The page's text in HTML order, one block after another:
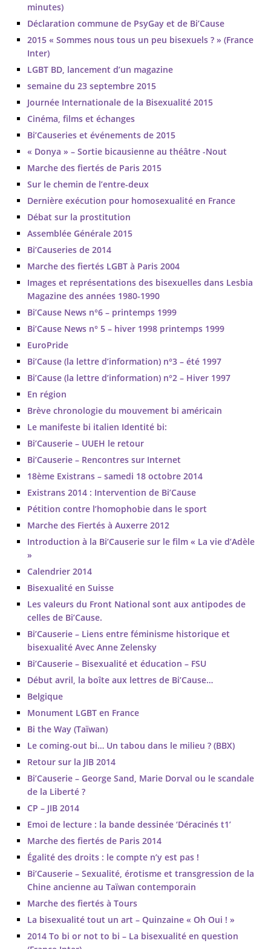
minutes)
Déclaration commune de PsyGay et de Bi’Cause
2015 « Sommes nous tous un peu bisexuels ? » (France
Inter)
LGBT BD, lancement d’un magazine
semaine du 23 septembre 2015
Journée Internationale de la Bisexualité 2015
Cinéma, films et échanges
Bi’Causeries et événements de 2015
« Donya » – Sortie bicausienne au théâtre -Nout
Marche des fiertés de Paris 2015
Sur le chemin de l’entre-deux
Dernière exécution pour homosexualité en France
Débat sur la prostitution
Assemblée Générale 2015
Bi’Causeries de 2014
Marche des fiertés LGBT à Paris 2004
Images et représentations des bisexuelles dans Lesbia
Magazine des années 1980-1990
Bi’Cause News n°6 – printemps 1999
Bi’Cause News n° 5 – hiver 1998 printemps 1999
EuroPride
Bi’Cause (la lettre d’information) n°3 – été 1997
Bi’Cause (la lettre d’information) n°2 – Hiver 1997
En région
Brève chronologie du mouvement bi américain
Le manifeste bi italien Identité bi:
Bi’Causerie – UUEH le retour
Bi’Causerie – Rencontres sur Internet
18ème Existrans – samedi 18 octobre 2014
Existrans 2014 : Intervention de Bi’Cause
Pétition contre l’homophobie dans le sport
Marche des Fiertés à Auxerre 2012
Introduction à la Bi’Causerie sur le film « La vie d’Adèle
»
Calendrier 2014
Bisexualité en Suisse
Les valeurs du Front National sont aux antipodes de
celles de Bi’Cause.
Bi’Causerie – Liens entre féminisme historique et
bisexualité Avec Anne Zelensky
Bi’Causerie – Bisexualité et éducation – FSU
Début avril, la boîte aux lettres de Bi’Cause…
Belgique
Monument LGBT en France
Bi the Way (Taïwan)
Le coming-out bi… Un tabou dans le milieu ? (BBX)
Retour sur la JIB 2014
Bi’Causerie – George Sand, Marie Dorval ou le scandale
de la Liberté ?
CP – JIB 2014
Emoi de lecture : la bande dessinée ‘Déracinés t1’
Marche des fiertés de Paris 2014
Égalité des droits : le compte n’y est pas !
Bi’Causerie – Sexualité, érotisme et transgression de la
Chine ancienne au Taïwan contemporain
Marche des fiertés à Tours
La bisexualité tout un art – Quinzaine « Oh Oui ! »
2014 To bi or not to bi – La bisexualité en question